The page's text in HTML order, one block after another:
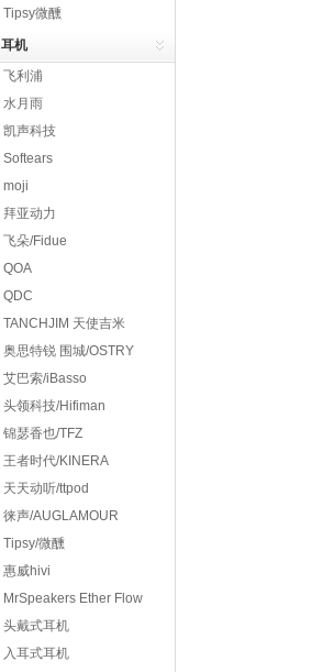
Tipsy微醺
耳机
飞利浦
水月雨
凯声科技
Softears
moji
拜亚动力
飞朵/Fidue
QOA
QDC
TANCHJIM 天使吉米
奥思特锐 围城/OSTRY
艾巴索/iBasso
头领科技/Hifiman
锦瑟香也/TFZ
王者时代/KINERA
天天动听/ttpod
徕声/AUGLAMOUR
Tipsy/微醺
惠威hivi
MrSpeakers Ether Flow
头戴式耳机
入耳式耳机